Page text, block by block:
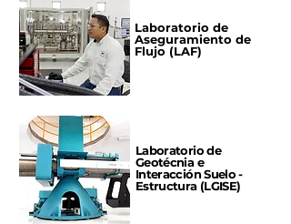
Laboratorio de
Aseguramiento de
Flujo (LAF)
Laboratorio de
Geotécnia e
Interacción Suelo -
Estructura (LGISE)